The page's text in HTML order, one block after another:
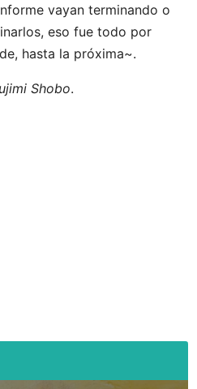
vayan terminando o
eso fue todo por
hasta la próxima~.
Shobo.